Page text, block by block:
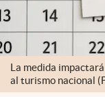
La medida
al turismo nacional